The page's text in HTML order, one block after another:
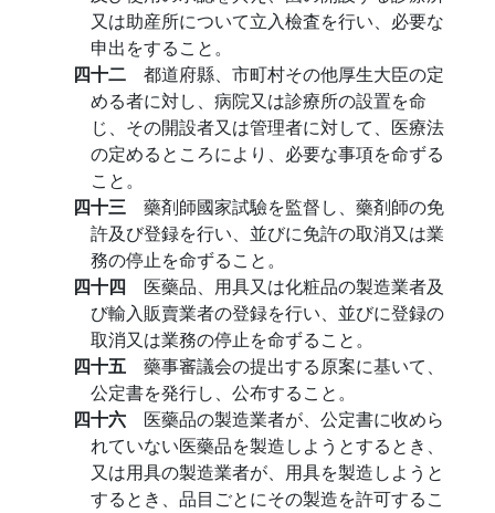
又は助産所について立入檢査を行い、必要な
申出をすること。
四十二 都道府縣、市町村その他厚生大臣の定
める者に対し、病院又は診療所の設置を命
じ、その開設者又は管理者に対して、医療法
の定めるところにより、必要な事項を命ずる
こと。
四十三 藥剤師國家試驗を監督し、藥剤師の免
許及び登録を行い、並びに免許の取消又は業
務の停止を命ずること。
四十四 医藥品、用具又は化粧品の製造業者及
び輸入販賣業者の登録を行い、並びに登録の
取消又は業務の停止を命ずること。
四十五 藥事審議会の提出する原案に基いて、
公定書を発行し、公布すること。
四十六 医藥品の製造業者が、公定書に收めら
れていない医藥品を製造しようとするとき、
又は用具の製造業者が、用具を製造しようと
するとき、品目ごとにその製造を許可するこ